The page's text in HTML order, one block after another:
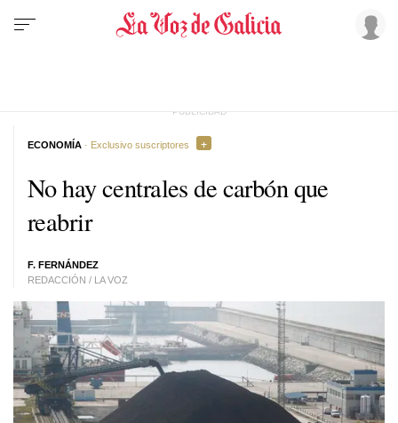
No hay centrales de carbón que
reabrir
F. FERNÁNDEZ
REDACCIÓN / LA VOZ
ECONOMÍA · Exclusivo suscriptores